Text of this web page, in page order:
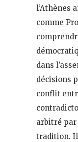
l’Athènes
comme
dans
décisions
conflit
arbitré par
tradition.